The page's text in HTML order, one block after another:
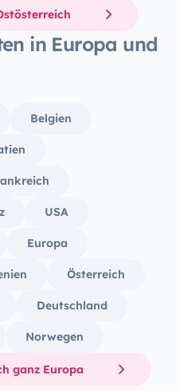
in Europa und
Belgien
USA
Europa
Österreich
Deutschland
Norwegen
ganz Europa